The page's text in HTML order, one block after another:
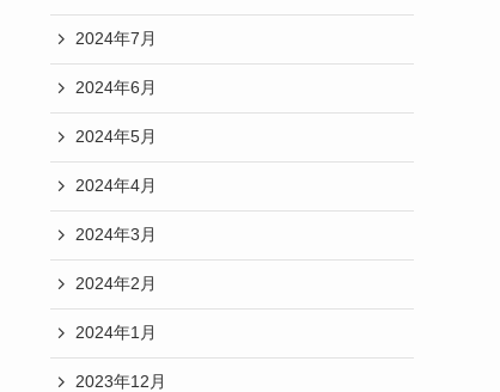
2024年7月
2024年6月
2024年5月
2024年4月
2024年3月
2024年2月
2024年1月
2023年12月